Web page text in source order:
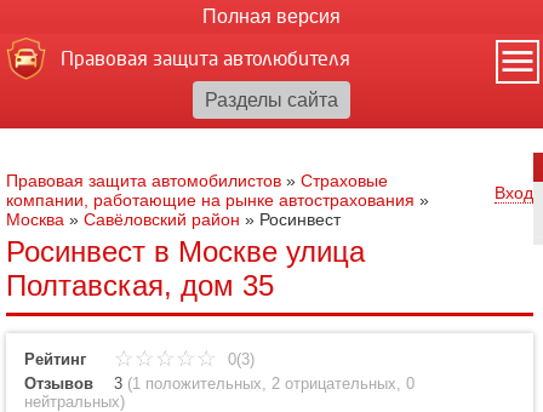
Полная версия
Правовая защита автолюбителя
Правовая защита автомобилистов » Страховые
компании, работающие на рынке автострахования »
Москва » Савёловский район » Росинвест
Вход
Росинвест в Москве улица
Полтавская, дом 35
Рейтинг
0(3)
Отзывов
3 (1 положительных, 2 отрицательных, 0
нейтральных)